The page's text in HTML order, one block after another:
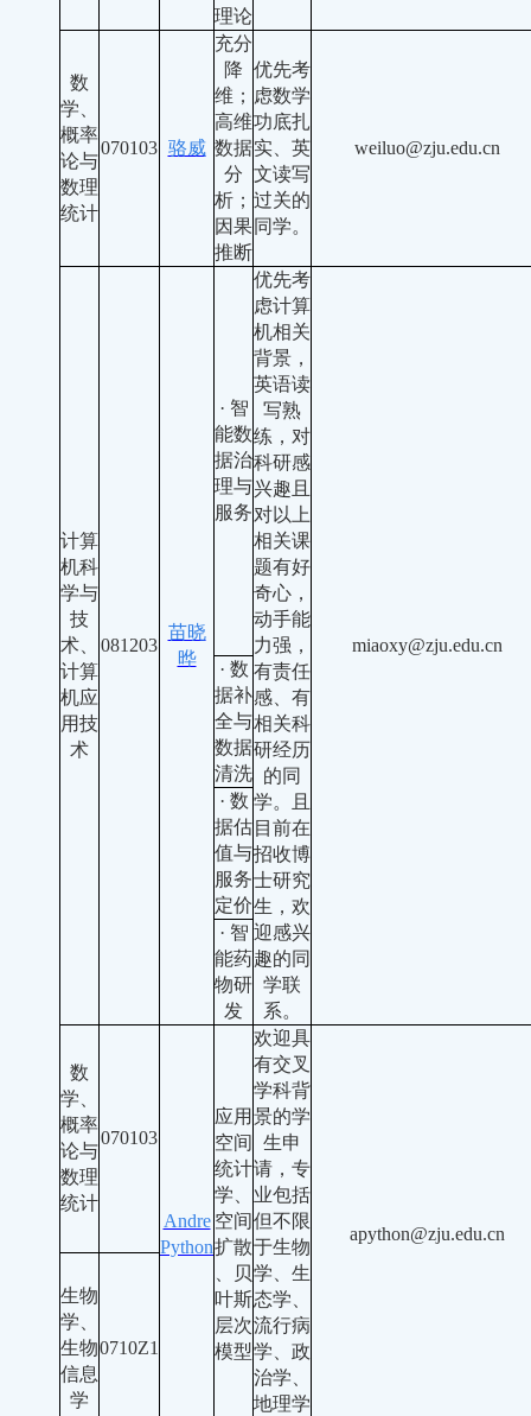
理论
数
学、
概率
论与
数理
统计
070103 骆威
充分
降
维；
高维
数据
分
析；
因果
推断
优先考
虑数学
功底扎
实、英
文读写
过关的
同学。
weiluo@zju.edu.cn
计算
机科
学与
技
术、
计算
机应
用技
术
081203
苗晓
晔
· 智
能数
据治
理与
服务
优先考
虑计算
机相关
背景，
英语读
写熟
练，对
科研感
兴趣且
对以上
相关课
题有好
奇心，
动手能
力强，
有责任
感、有
相关科
研经历
的同
学。且
目前在
招收博
士研究
生，欢
迎感兴
趣的同
学联
系。
miaoxy@zju.edu.cn
· 数
据补
全与
数据
清洗
· 数
据估
值与
服务
定价
· 智
能药
物研
发
数
学、
概率
论与
数理
统计
070103
Andre
Python
应用
空间
统计
学、
空间
扩散
、贝
叶斯
层次
模型
欢迎具
有交叉
学科背
景的学
生申
请，专
业包括
但不限
于生物
学、生
态学、
流行病
学、政
治学、
地理学
apython@zju.edu.cn
生物
学、
生物
信息
学
0710Z1